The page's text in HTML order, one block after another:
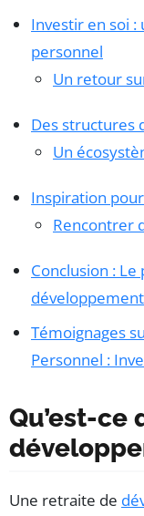
Investir en soi :
personnel
Un retour
Des structures
Un
Inspiration
Rencontrer
Conclusion :
Témoignages
Personnel :
Qu’est-ce
Une retraite de